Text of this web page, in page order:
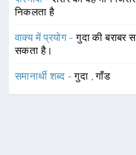
निकलता है
वाक्य में प्रयोग -गुदा की बराबर
सकता है।
समानार्थी शब्द -गुदा ,गाँड